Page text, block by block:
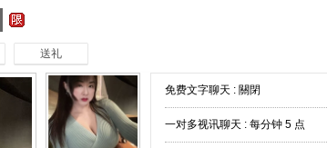
送礼
免费文字聊天 : 關閉
一对多视讯聊天 : 每分钟 5 点